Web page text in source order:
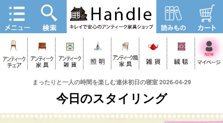
まったりと一人の時間を楽しむ連休初日の寝室 2026-04-29
今日のスタイリング